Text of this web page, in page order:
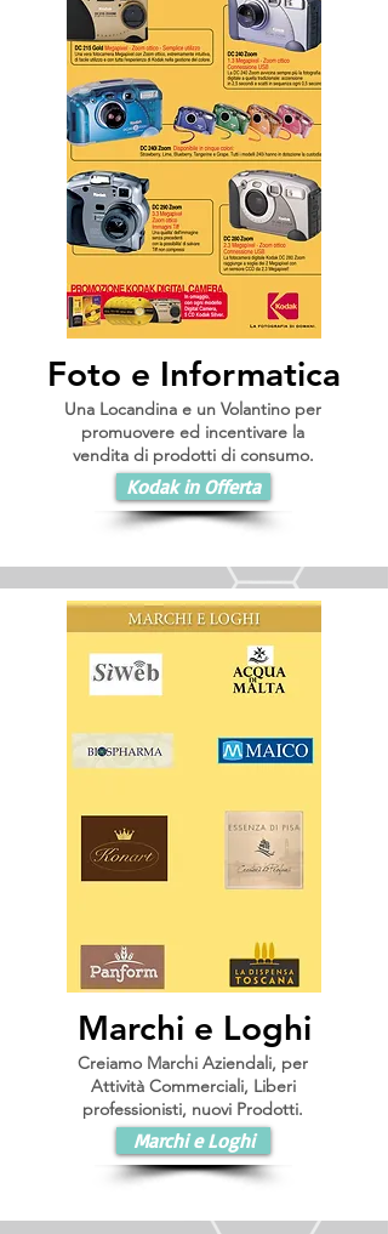
Foto e Informatica
Una Locandina e un Volantino per
promuovere ed incentivare la
vendita di prodotti di consumo.
Kodak in Offerta
Marchi e Loghi
Creiamo Marchi Aziendali, per
Attività Commerciali, Liberi
professionisti, nuovi Prodotti.
Marchi e Loghi